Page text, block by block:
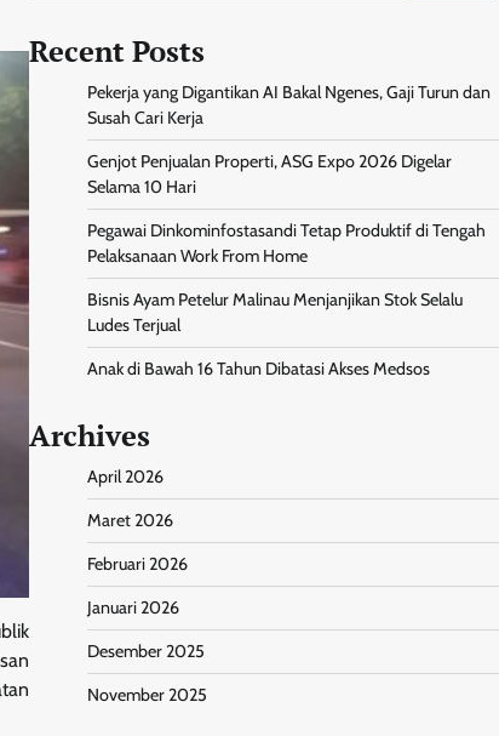
Recent Posts
Pekerja yang Digantikan AI Bakal Ngenes, Gaji Turun dan
Susah Cari Kerja
Genjot Penjualan Properti, ASG Expo 2026 Digelar
Selama 10 Hari
Pegawai Dinkominfostasandi Tetap Produktif di Tengah
Pelaksanaan Work From Home
Bisnis Ayam Petelur Malinau Menjanjikan Stok Selalu
Ludes Terjual
Anak di Bawah 16 Tahun Dibatasi Akses Medsos
Archives
April 2026
Maret 2026
Februari 2026
Januari 2026
Desember 2025
November 2025